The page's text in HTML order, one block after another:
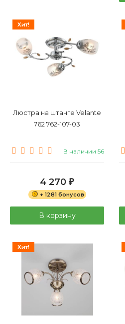
Хит!
Люстра на штанге Velante
762 762-107-03
В наличии 56
4 270 ₽
+ 1281 бонусов
В корзину
Хит!